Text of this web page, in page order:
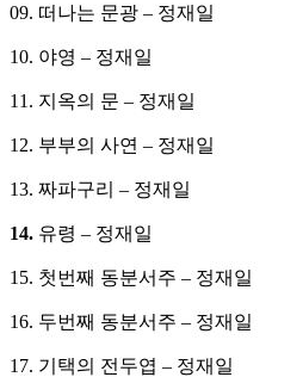
09. 떠나는 문광 – 정재일
10. 야영 – 정재일
11. 지옥의 문 – 정재일
12. 부부의 사연 – 정재일
13. 짜파구리 – 정재일
14. 유령 – 정재일
15. 첫번째 동분서주 – 정재일
16. 두번째 동분서주 – 정재일
17. 기택의 전두엽 – 정재일